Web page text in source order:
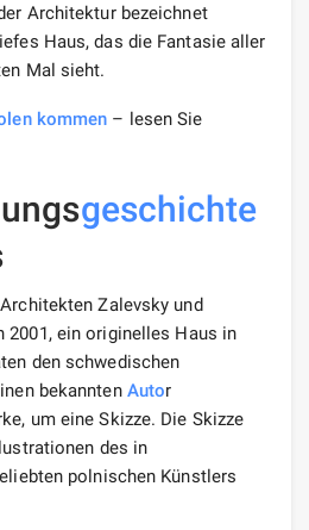
Architektur bezeichnet
Haus, das die Fantasie aller
Mal sieht.
kommen – lesen Sie
geschichte
Zalevsky und
2001, ein originelles Haus in
den schwedischen
bekannten Autor
um eine Skizze. Die Skizze
des in
polnischen Künstlers